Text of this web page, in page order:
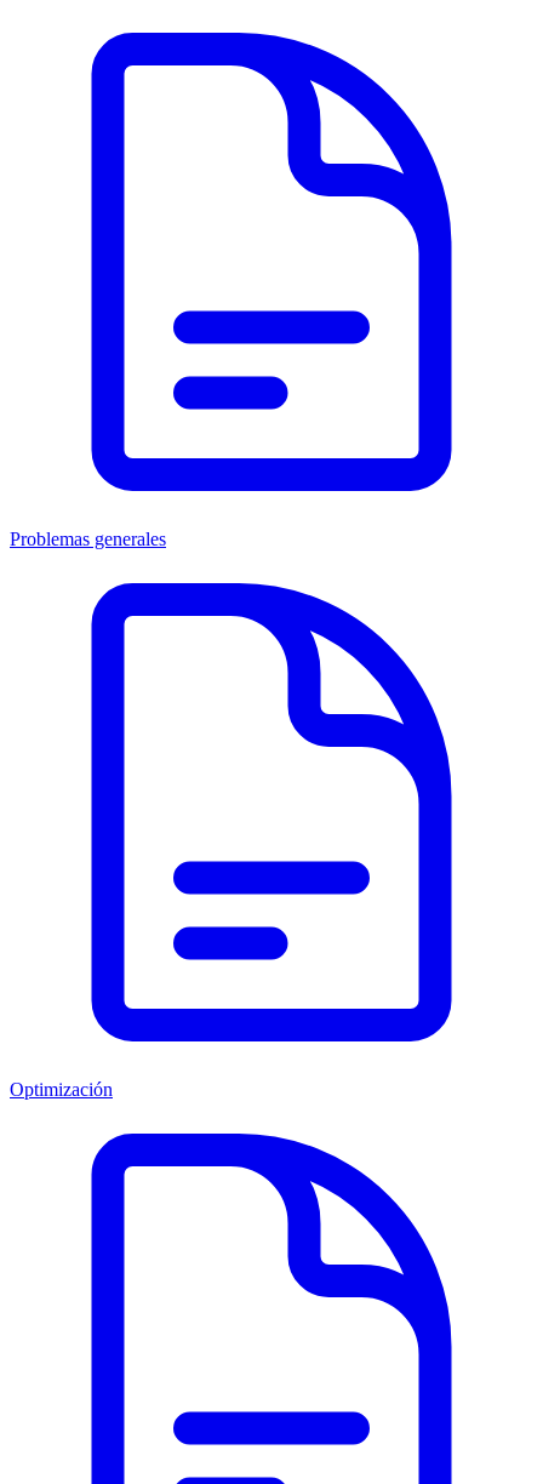
Problemas generales
Optimización